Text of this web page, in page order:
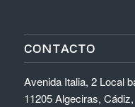
CONTACTO
Avenida Italia, 2 Local
11205 Algeciras,